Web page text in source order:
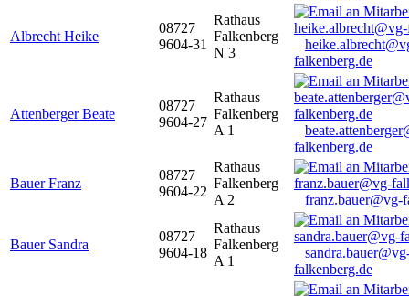
Albrecht Heike
08727
9604-31
Rathaus
Falkenberg
N 3
falkenberg.de
Attenberger Beate
08727
9604-27
Rathaus
Falkenberg
A 1
falkenberg.de
Bauer Franz
08727
9604-22
Rathaus
Falkenberg
A 2
franz.bauer@vg-
Bauer Sandra
08727
9604-18
Rathaus
Falkenberg
A 1
falkenberg.de